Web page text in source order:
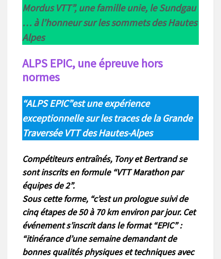
Mordus VTT”, une famille unie, le Sundgau
… à l’honneur sur les sommets des Hautes
Alpes
ALPS EPIC, une épreuve hors
normes
“ALPS EPIC”est une expérience
exceptionnelle sur les traces de la Grande
Traversée VTT des Hautes-Alpes
Compétiteurs entraînés, Tony et Bertrand se
sont inscrits en formule “VTT Marathon par
équipes de 2”.
Sous cette forme, “c’est un prologue suivi de
cinq étapes de 50 à 70 km environ par jour. Cet
événement s’inscrit dans le format “EPIC” :
“itinérance d’une semaine demandant de
bonnes qualités physiques et techniques avec